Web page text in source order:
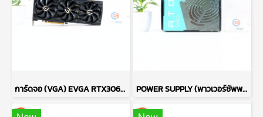
การ์ดจอ (VGA) EVGA RTX3060TI 8GB 3F FTW3 ULTRA P16563 POWER SUPPLY (พาวเวอร์ซัพพลาย) ANTEC ATOM V550 550W P13722